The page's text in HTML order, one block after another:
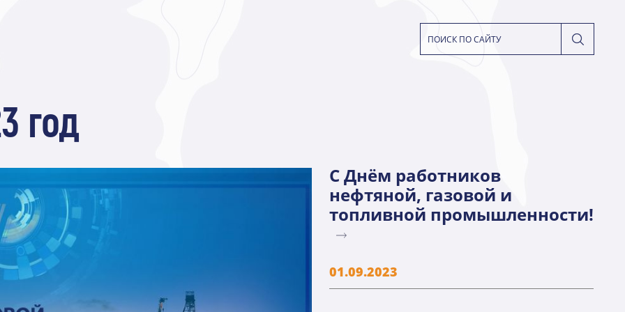
год
С Днём работников
нефтяной, газовой и
топливной промышленности!
01.09.2023